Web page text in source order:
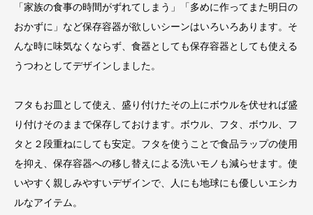
「家族の食事の時間がずれてしまう」「多めに作ってまた明日の
おかずに」など保存容器が欲しいシーンはいろいろあります。そ
んな時に味気なくならず、食器としても保存容器としても使える
うつわとしてデザインしました。
フタもお皿として使え、盛り付けたその上にボウルを伏せれば盛
り付けそのままで保存しておけます。ボウル、フタ、ボウル、フ
タと２段重ねにしても安定。フタを使うことで食品ラップの使用
を抑え、保存容器への移し替えによる洗いモノも減らせます。使
いやすく親しみやすいデザインで、人にも地球にも優しいエシカ
ルなアイテム。